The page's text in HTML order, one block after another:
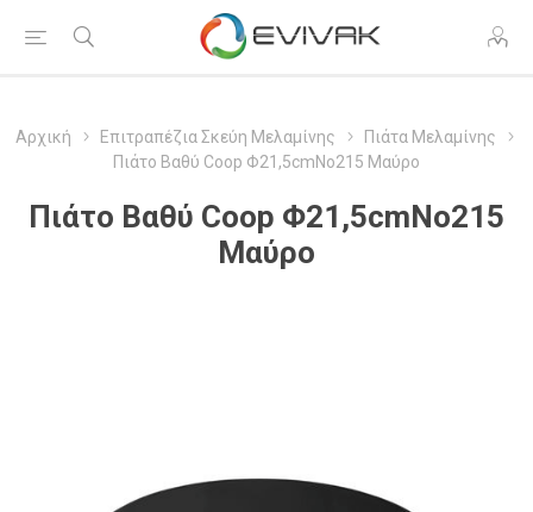
Αρχική Επιτραπέζια Σκεύη Μελαμίνης
Πιάτα Μελαμίνης
Πιάτο Βαθύ Coop Φ21,5cmΝο215 Μαύρο
Πιάτο Βαθύ Coop Φ21,5cmΝο215
Μαύρο